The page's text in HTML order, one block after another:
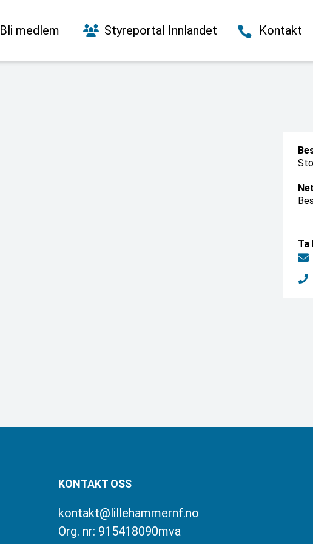
Bli medlem Styreportal Innlandet Kontakt
Ta
KONTAKT OSS
kontakt@lillehammernf.no
Org. nr: 915418090mva